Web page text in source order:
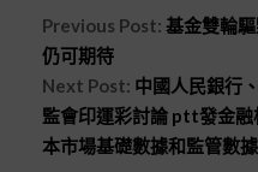
Previous Post: 基金雙輪
仍可期待
Next Post: 中國人民銀行
監會印運彩討論 ptt發金
本市場基礎數據和監管數